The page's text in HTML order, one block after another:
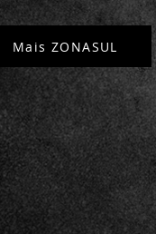
Mais ZONASUL